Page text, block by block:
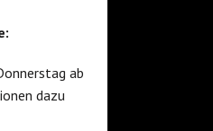
ab
dazu